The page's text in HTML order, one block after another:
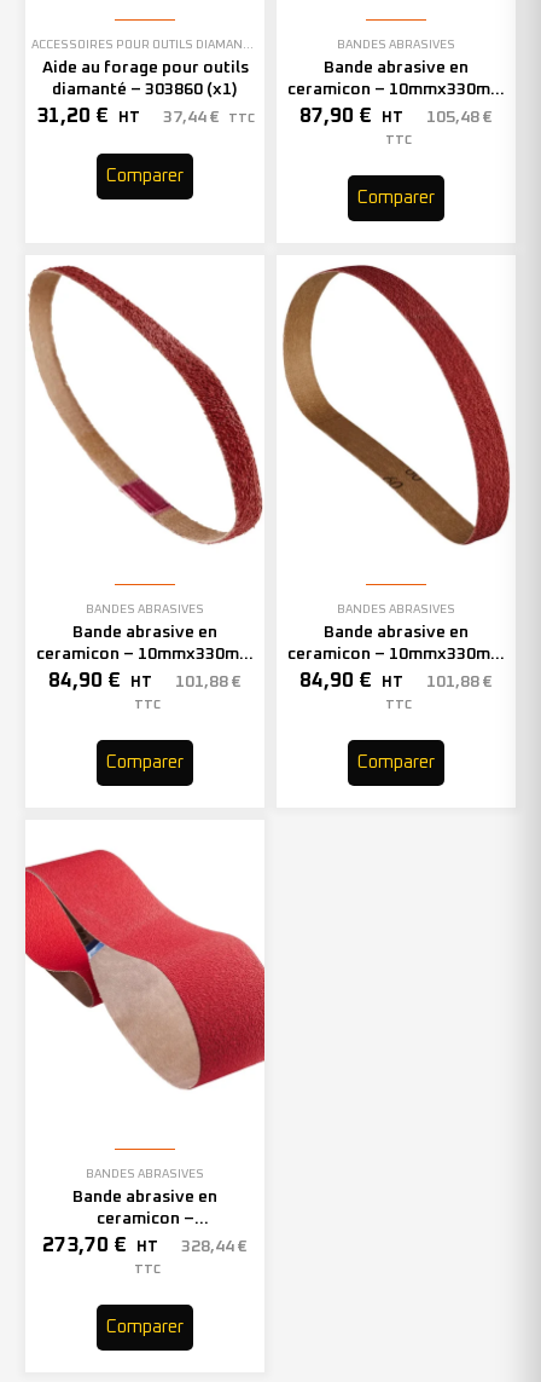
ACCESSOIRES POUR OUTILS DIAMANTÉS
Aide au forage pour outils
diamanté – 303860 (x1)
31,20 € HT 37,44 € TTC
Comparer
BANDES ABRASIVES
Bande abrasive en
ceramicon – 10mmx330mm
– Grain 40 – 333001 (x50)
87,90 € HT 105,48 €
TTC
Comparer
BANDES ABRASIVES
Bande abrasive en
ceramicon – 10mmx330mm
– Grain 60 – 333002 (x50)
84,90 € HT 101,88 €
TTC
Comparer
BANDES ABRASIVES
Bande abrasive en
ceramicon – 10mmx330mm
– Grain 80 – 333003 (x50)
84,90 € HT 101,88 €
TTC
Comparer
BANDES ABRASIVES
Bande abrasive en
ceramicon –
150mmx2000mm – Grain 40
– 305969 (x10)
273,70 € HT 328,44 €
TTC
Comparer